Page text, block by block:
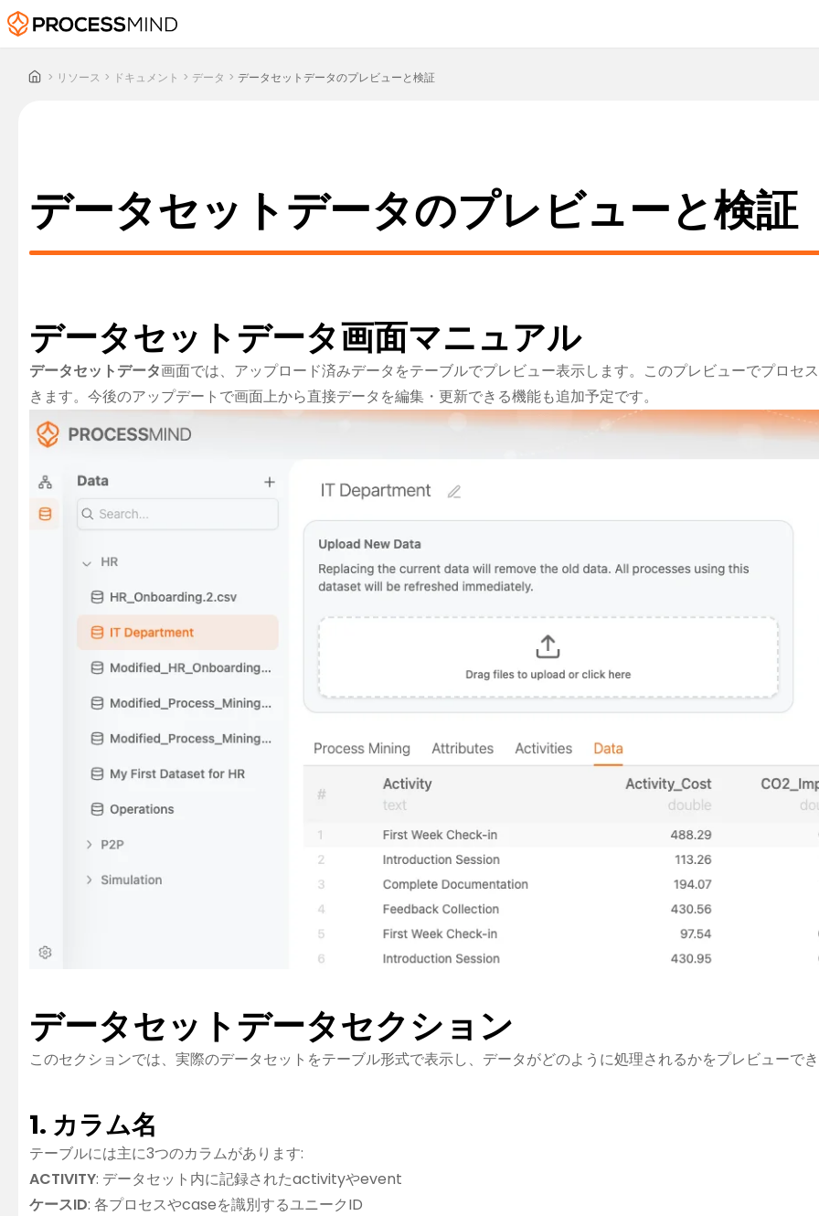
> リソース > ドキュメント > データ > データセットデータのプレビューと検証
データセットデータのプレビューと検証
データセットデータ画面マニュアル
データセットデータ画面では、アップロード済みデータをテーブルでプレビュー表示します。このプレビューでプロセ
きます。今後のアップデートで画面上から直接データを編集・更新できる機能も追加予定です。
データセットデータセクション
このセクションでは、実際のデータセットをテーブル形式で表示し、データがどのように処理されるかをプレビューで
1. カラム名
テーブルには主に3つのカラムがあります:
ACTIVITY: データセット内に記録されたactivityやevent
ケースID: 各プロセスやcaseを識別するユニークID